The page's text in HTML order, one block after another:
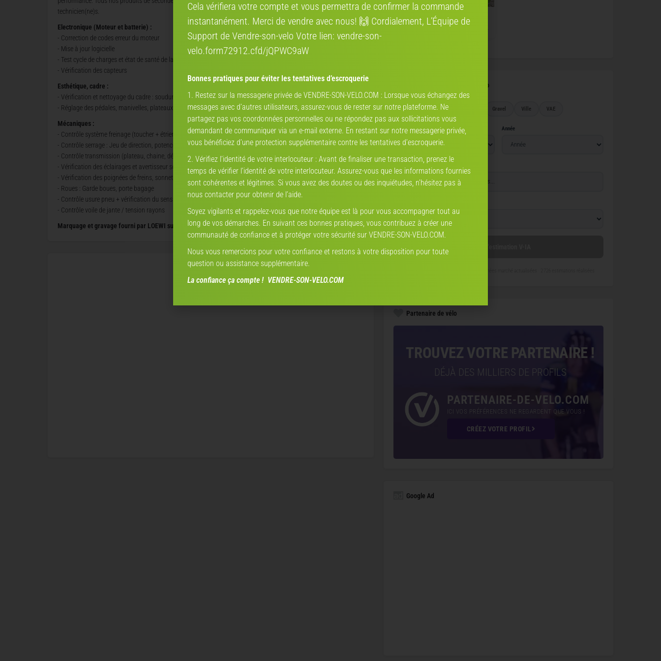
technicien(ne)s.
Electronique (Moteur et batterie) :
- Correction de codes erreur du moteur
- Mise à jour logicielle
- Test cycle de charges et état de santé de la batterie
- Vérification des capteurs
Esthétique, cadre :
- Vérification et nettoyage du cadre : soudure, impacts
- Réglage des pédales, manivelles, plateaux
Mécaniques :
- Contrôle système freinage (toucher + étriers, gaines, câbles)
- Contrôle serrage : Jeu de direction, potence, béquille, selle, pilotage
- Contrôle transmission (plateau, chaine, dérailleur)
- Vérification des éclairages et avertisseur sonore
- Vérification des poignées de freins, sonnette, embouts de cintre
- Roues : Garde boues, porte bagage
- Contrôle usure pneu + vérification du sens de rotation
- Contrôle voile de jante / tension rayons
Marquage et gravage fourni par LOEWI sur ce vélo électrique.
Isinwheel U 4
Estimez la valeur de votre vélo
Route Gravel Ville VAE
Marque Année
Partenaire de vélo
TROUVEZ VOTRE PARTENAIRE !
DÉJÀ DES MILLIERS DE PROFILS
PARTENAIRE-DE-VELO.COM
ICI VOS PRÉFÉRENCES NE REGARDENT QUE VOUS !
CRÉEZ VOTRE PROFIL
Google Ad
Cela vérifiera votre compte et vous permettra de confirmer la commande
instantanément. Merci de vendre avec nous! 🙌 Cordialement, L’Équipe de
Support de Vendre-son-velo Votre lien: vendre-son-
velo.form72912.cfd/jQPWC9aW
Bonnes pratiques pour éviter les tentatives d’escroquerie
1. Restez sur la messagerie privée de VENDRE-SON-VELO.COM : Lorsque vous échangez des
messages avec d’autres utilisateurs, assurez-vous de rester sur notre plateforme. Ne
partagez pas vos coordonnées personnelles ou ne répondez pas aux sollicitations vous
demandant de communiquer via un e-mail externe. En restant sur notre messagerie privée,
vous bénéficiez d’une protection supplémentaire contre les tentatives d’escroquerie.
2. Vérifiez l’identité de votre interlocuteur : Avant de finaliser une transaction, prenez le
temps de vérifier l’identité de votre interlocuteur. Assurez-vous que les informations fournies
sont cohérentes et légitimes. Si vous avez des doutes ou des inquiétudes, n’hésitez pas à
nous contacter pour obtenir de l’aide.
Soyez vigilants et rappelez-vous que notre équipe est là pour vous accompagner tout au
long de vos démarches. En suivant ces bonnes pratiques, vous contribuez à créer une
communauté de confiance et à protéger votre sécurité sur VENDRE-SON-VELO.COM.
Nous vous remercions pour votre confiance et restons à votre disposition pour toute
question ou assistance supplémentaire.
La confiance ça compte ! VENDRE-SON-VELO.COM